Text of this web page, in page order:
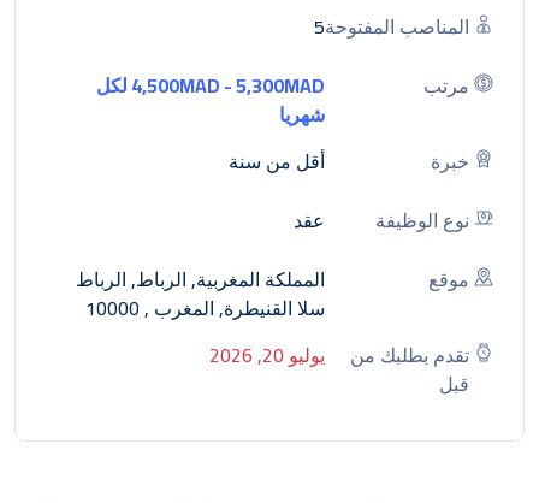
المناصب المفتوحة5
مرتب
4,500MAD - 5,300MAD لكل
شهريا
خبرة
أقل من سنة
نوع الوظيفة
عقد
موقع
المملكة المغربية, الرباط, الرباط
سلا القنيطرة, المغرب , 10000
تقدم بطلبك من
قبل
يوليو 20, 2026